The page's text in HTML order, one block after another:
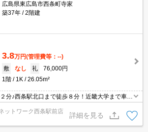
広島県東広島市西条町寺家
築37年
2階建
3.8万円(管理費等：--)
敷
なし 礼
76,000円
1階
1K 26.05m²
分♪西条駅北口まで徒歩８分！近畿大学まで車で
・通学に便利な立地ですよ♪西条インターまで車
を使っての移動が多い方にもおすすめ☆一人暮
８帖の洋室に、バス・トイレ別で快適なシング
！インターネット無料なので毎月のランニング
ットワーク西条駅前店
詳細を見る